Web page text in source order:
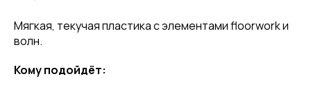
Мягкая, текучая пластика с элементами floorwork и
волн.
Кому подойдёт: